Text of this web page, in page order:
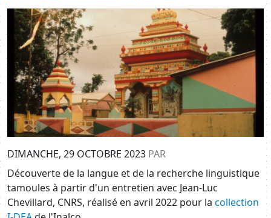
Image
DIMANCHE, 29 OCTOBRE 2023 PAR
Découverte de la langue et de la recherche linguistique
tamoules à partir d'un entretien avec Jean-Luc
Chevillard, CNRS, réalisé en avril 2022 pour la collection